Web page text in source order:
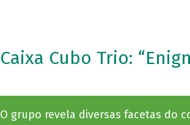
Caixa Cubo Trio:
O grupo revela diversas facetas do